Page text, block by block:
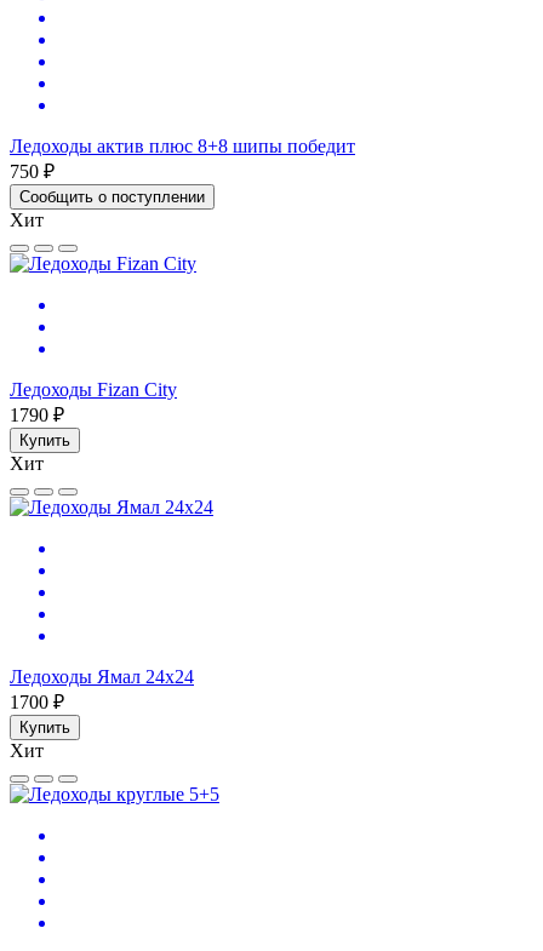
Ледоходы актив плюс 8+8 шипы победит
750 ₽
Сообщить о поступлении
Хит
Ледоходы Fizan City
1790 ₽
Купить
Хит
Ледоходы Ямал 24х24
1700 ₽
Купить
Хит